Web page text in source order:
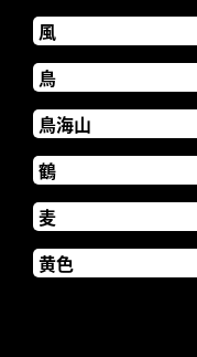
風
鳥
鳥海山
鶴
麦
黄色